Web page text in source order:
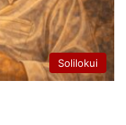
Solilokui